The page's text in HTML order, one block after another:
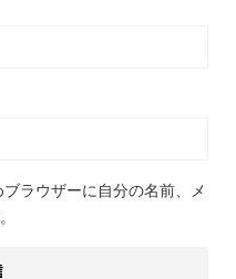
ラウザーに自分の名前、メ